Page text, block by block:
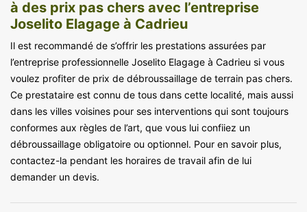
à des prix pas chers avec l’entreprise
Joselito Elagage à Cadrieu
Il est recommandé de s’offrir les prestations assurées par
l’entreprise professionnelle Joselito Elagage à Cadrieu si vous
voulez profiter de prix de débroussaillage de terrain pas chers.
Ce prestataire est connu de tous dans cette localité, mais aussi
dans les villes voisines pour ses interventions qui sont toujours
conformes aux règles de l’art, que vous lui confiiez un
débroussaillage obligatoire ou optionnel. Pour en savoir plus,
contactez-la pendant les horaires de travail afin de lui
demander un devis.